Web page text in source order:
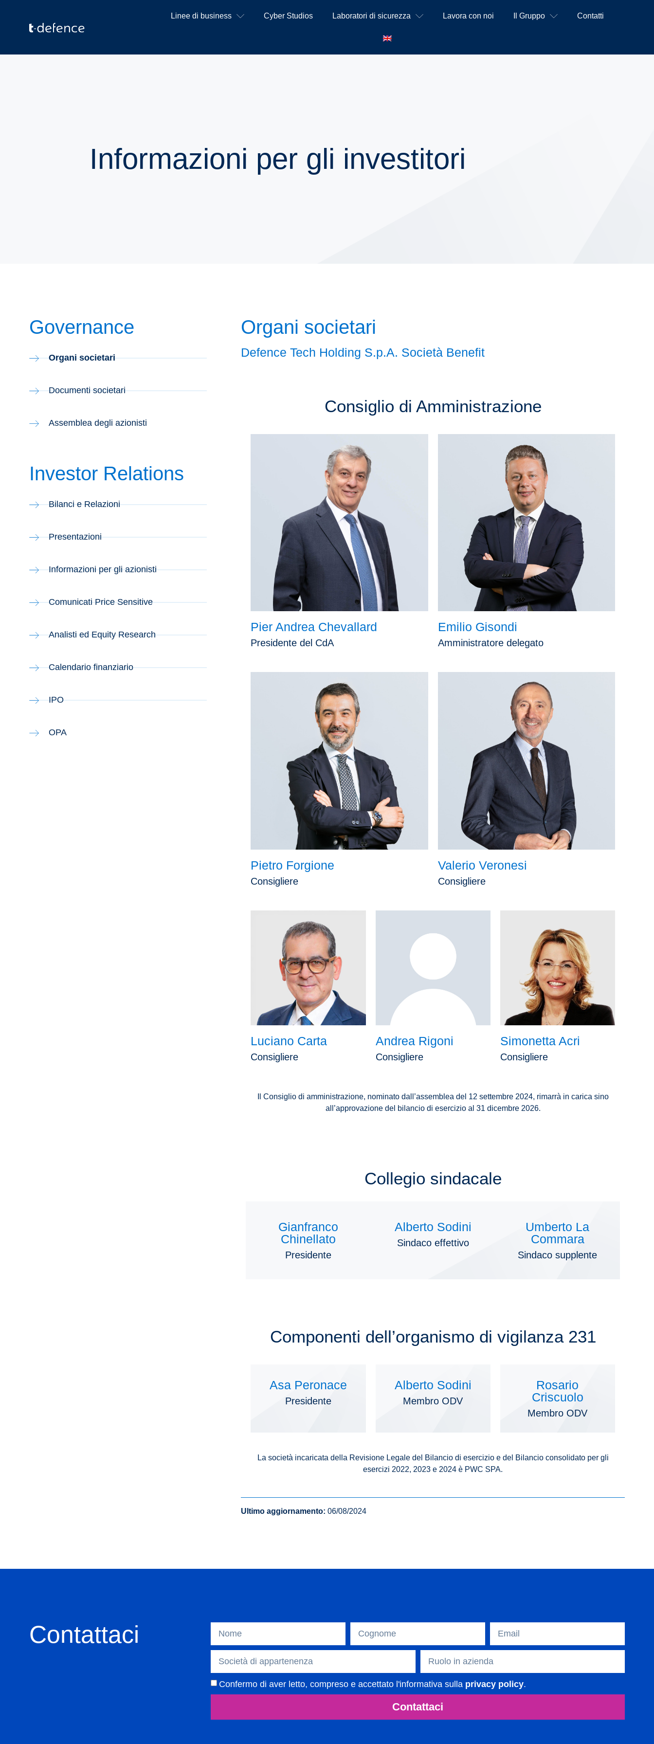
Linee di business Cyber Studios Laboratori di sicurezza Lavora con noi Il Gruppo Contatti
Informazioni per gli investitori
Governance
Organi societari
Documenti societari
Assemblea degli azionisti
Investor Relations
Bilanci e Relazioni
Presentazioni
Informazioni per gli azionisti
Comunicati Price Sensitive
Analisti ed Equity Research
Calendario finanziario
IPO
OPA
Organi societari
Defence Tech Holding S.p.A. Società Benefit
Consiglio di Amministrazione
Pier Andrea Chevallard
Presidente del CdA
Emilio Gisondi
Amministratore delegato
Pietro Forgione
Consigliere
Valerio Veronesi
Consigliere
Luciano Carta
Consigliere
Andrea Rigoni
Consigliere
Simonetta Acri
Consigliere
Il Consiglio di amministrazione, nominato dall’assemblea del 12 settembre 2024, rimarrà in carica sino
all’approvazione del bilancio di esercizio al 31 dicembre 2026.
Collegio sindacale
Gianfranco
Chinellato
Presidente
Alberto Sodini
Sindaco effettivo
Umberto La
Commara
Sindaco supplente
Componenti dell’organismo di vigilanza 231
Asa Peronace
Presidente
Alberto Sodini
Membro ODV
Rosario
Criscuolo
Membro ODV
La società incaricata della Revisione Legale del Bilancio di esercizio e del Bilancio consolidato per gli
esercizi 2022, 2023 e 2024 è PWC SPA.
Ultimo aggiornamento: 06/08/2024
Contattaci
Confermo di aver letto, compreso e accettato l'informativa sulla privacy policy.
Contattaci